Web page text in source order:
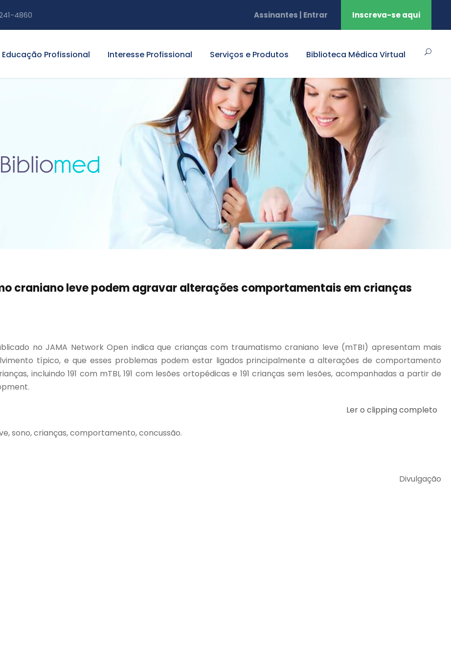
4860 Assinantes | Entrar Inscreva-se aqui
Educação Profissional Interesse Profissional Serviços e Produtos Biblioteca Médica Virtual
craniano leve podem agravar alterações comportamentais em crianças
no JAMA Network Open indica que crianças com traumatismo craniano leve (mTBI) apresentam mais
típico, e que esses problemas podem estar ligados principalmente a alterações de comportamento
incluindo 191 com mTBI, 191 com lesões ortopédicas e 191 crianças sem lesões, acompanhadas a partir de
Ler o clipping completo
sono, crianças, comportamento, concussão.
Divulgação